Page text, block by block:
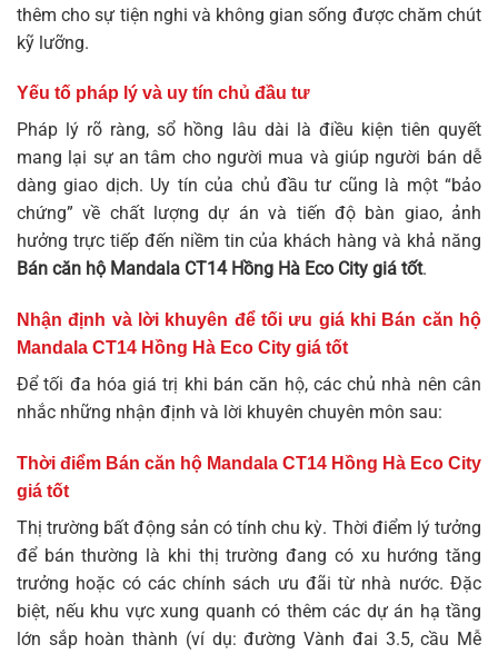
thêm cho sự tiện nghi và không gian sống được chăm chút
kỹ lưỡng.
Yếu tố pháp lý và uy tín chủ đầu tư
Pháp lý rõ ràng, sổ hồng lâu dài là điều kiện tiên quyết
mang lại sự an tâm cho người mua và giúp người bán dễ
dàng giao dịch. Uy tín của chủ đầu tư cũng là một “bảo
chứng” về chất lượng dự án và tiến độ bàn giao, ảnh
hưởng trực tiếp đến niềm tin của khách hàng và khả năng
Bán căn hộ Mandala CT14 Hồng Hà Eco City giá tốt.
Nhận định và lời khuyên để tối ưu giá khi Bán căn hộ
Mandala CT14 Hồng Hà Eco City giá tốt
Để tối đa hóa giá trị khi bán căn hộ, các chủ nhà nên cân
nhắc những nhận định và lời khuyên chuyên môn sau:
Thời điểm Bán căn hộ Mandala CT14 Hồng Hà Eco City
giá tốt
Thị trường bất động sản có tính chu kỳ. Thời điểm lý tưởng
để bán thường là khi thị trường đang có xu hướng tăng
trưởng hoặc có các chính sách ưu đãi từ nhà nước. Đặc
biệt, nếu khu vực xung quanh có thêm các dự án hạ tầng
lớn sắp hoàn thành (ví dụ: đường Vành đai 3.5, cầu Mễ